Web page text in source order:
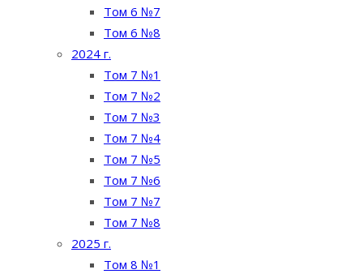
Том 6 №7
Том 6 №8
2024 г.
Том 7 №1
Том 7 №2
Том 7 №3
Том 7 №4
Том 7 №5
Том 7 №6
Том 7 №7
Том 7 №8
2025 г.
Том 8 №1